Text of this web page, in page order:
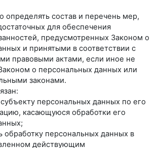
определять состав и перечень мер,
для обеспечения
предусмотренных Законом о
и принятыми в соответствии с
правовыми актами, если иное не
о персональных данных или
законами.
персональных данных по его
касающуюся обработки его
обработку персональных данных в
действующим